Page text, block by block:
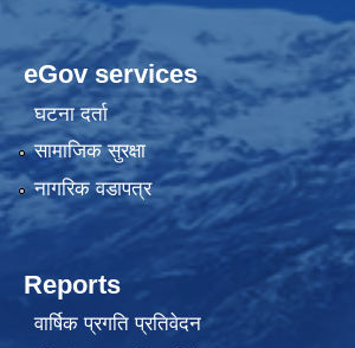
eGov services
घटना दर्ता
सामाजिक सुरक्षा
नागरिक वडापत्र
Reports
वार्षिक प्रगति प्रतिवेदन